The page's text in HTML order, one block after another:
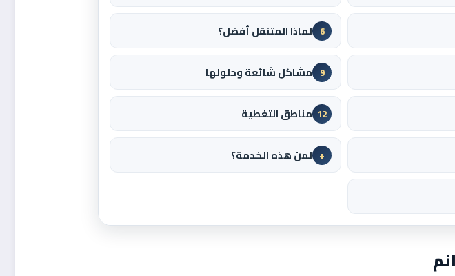
6 لماذا المتنقل أفضل؟
9 مشاكل شائعة وحلولها
12 مناطق التغطية
+ لمن هذه الخدمة؟